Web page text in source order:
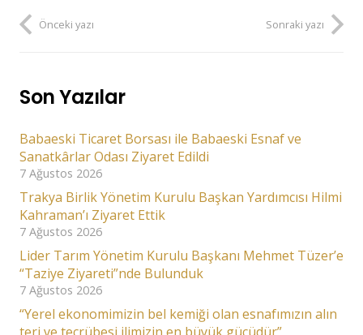
Önceki yazı Sonraki yazı
Son Yazılar
Babaeski Ticaret Borsası ile Babaeski Esnaf ve
Sanatkârlar Odası Ziyaret Edildi
7 Ağustos 2026
Trakya Birlik Yönetim Kurulu Başkan Yardımcısı Hilmi
Kahraman’ı Ziyaret Ettik
7 Ağustos 2026
Lider Tarım Yönetim Kurulu Başkanı Mehmet Tüzer’e
“Taziye Ziyareti”nde Bulunduk
7 Ağustos 2026
“Yerel ekonomimizin bel kemiği olan esnafımızın alın